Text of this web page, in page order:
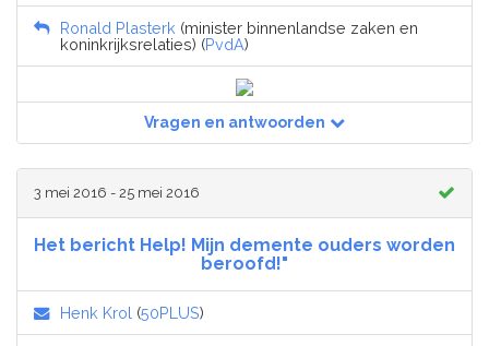
Ronald Plasterk (minister binnenlandse zaken en
koninkrijksrelaties) (PvdA)
Vragen en antwoorden
3 mei 2016 - 25 mei 2016
Het bericht Help! Mijn demente ouders worden
beroofd!"
Henk Krol (50PLUS)